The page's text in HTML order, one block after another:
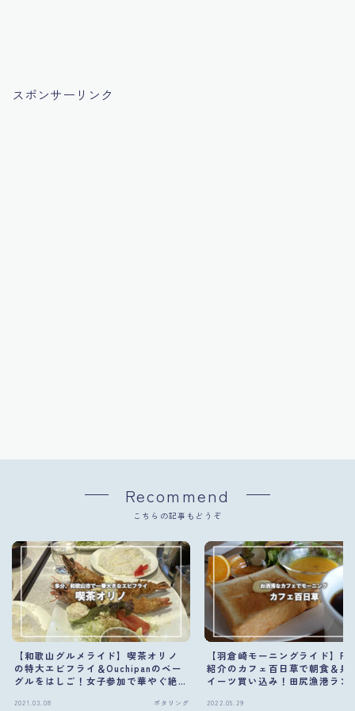
スポンサーリンク
Recommend
こちらの記事もどうぞ
【和歌山グルメライド】喫茶オリノ
の特大エビフライ＆Ouchipanのベー
グルをはしご！女子参加で華やぐ絶
2021.03.08 ポタリング
【羽倉崎モーニングライド】
紹介のカフェ百日草で朝食＆泉
イーツ買い込み！田尻漁港ラン
2022.05.29